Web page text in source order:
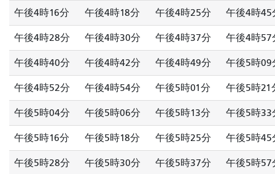
午後4時16分 午後4時18分 午後4時25分 午後4時45
午後4時28分 午後4時30分 午後4時37分 午後4時57
午後4時40分 午後4時42分 午後4時49分 午後5時09
午後4時52分 午後4時54分 午後5時01分 午後5時21
午後5時04分 午後5時06分 午後5時13分 午後5時33
午後5時16分 午後5時18分 午後5時25分 午後5時45
午後5時28分 午後5時30分 午後5時37分 午後5時57